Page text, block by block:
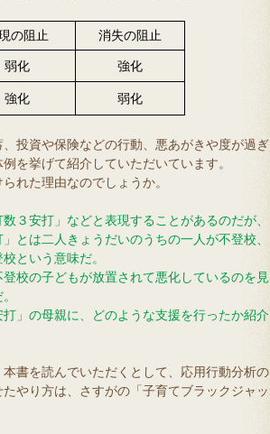
の阻止 消失の阻止
弱化 強化
強化 弱化
投資や保険などの行動、悪あがきや度が過ぎ
を挙げて紹介していただいています。
れた理由なのでしょうか。
３安打」などと表現することがあるのだが、
とは二人きょうだいのうちの一人が不登校、
という意味だ。
校の子どもが放置されて悪化しているのを見
」の母親に、どのような支援を行ったか紹介
書を読んでいただくとして、応用行動分析の
やり方は、さすがの「子育てブラックジャッ